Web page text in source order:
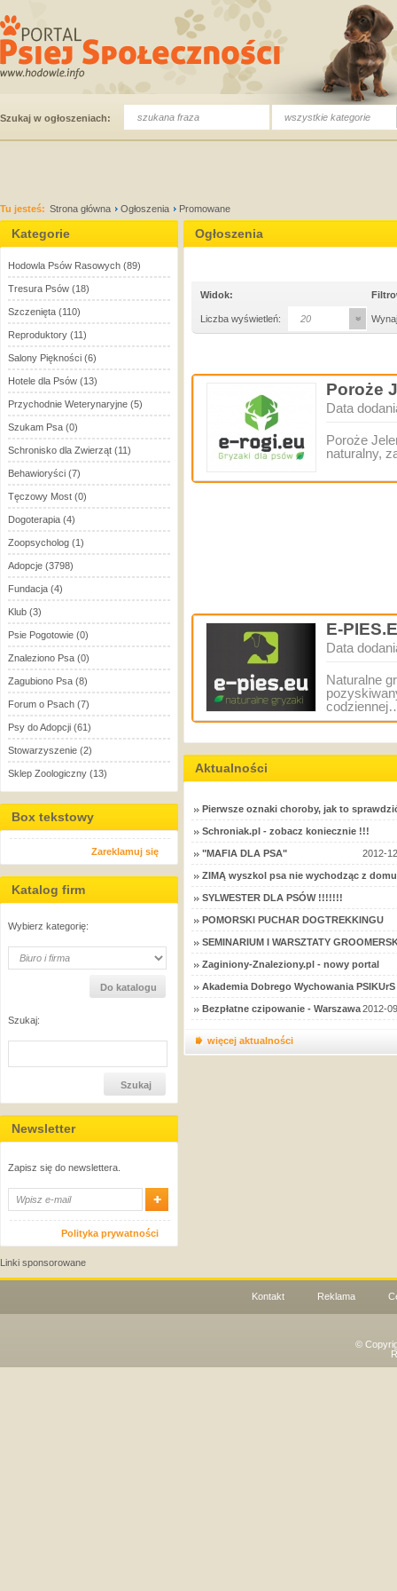
Szukaj w ogłoszeniach: wszystkie kategorie
Tu jesteś: Strona główna Ogłoszenia Promowane
Kategorie
Hodowla Psów Rasowych (89)
Tresura Psów (18)
Szczenięta (110)
Reproduktory (11)
Salony Piękności (6)
Hotele dla Psów (13)
Przychodnie Weterynaryjne (5)
Szukam Psa (0)
Schronisko dla Zwierząt (11)
Behawioryści (7)
Tęczowy Most (0)
Dogoterapia (4)
Zoopsycholog (1)
Adopcje (3798)
Fundacja (4)
Klub (3)
Psie Pogotowie (0)
Znaleziono Psa (0)
Zagubiono Psa (8)
Forum o Psach (7)
Psy do Adopcji (61)
Stowarzyszenie (2)
Sklep Zoologiczny (13)
Box tekstowy
Zareklamuj się
Katalog firm
Wybierz kategorię:
Szukaj:
Newsletter
Zapisz się do newslettera.
Polityka prywatności
Ogłoszenia
Widok:
Liczba wyświetleń: 20
Poroże
Data
Poroże
naturalny,
E-
Data
Naturalne
Aktualności
Pierwsze oznaki choroby, jak to
Schroniak.pl - zobacz koniecznie !!!
"MAFIA DLA PSA" 2012-
ZIMĄ wyszkol psa nie wychodząc z
SYLWESTER DLA PSÓW !!!!!!!
POMORSKI PUCHAR DOGTREKKINGU
SEMINARIUM I WARSZTATY
Zaginiony-Znaleziony.pl - nowy portal
Akademia Dobrego Wychowania
Bezpłatne czipowanie - Warszawa2012-
więcej aktualności
Linki sponsorowane
Kontakt Reklama
©